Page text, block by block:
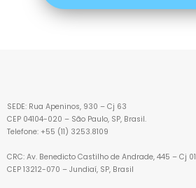
SEDE: Rua Apeninos, 930 – Cj 63
CEP 04104-020 – São Paulo, SP, Brasil.
Telefone: +55 (11) 3253.8109
CRC: Av. Benedicto Castilho de Andrade, 445 – Cj 01
CEP 13212-070 – Jundiaí, SP, Brasil